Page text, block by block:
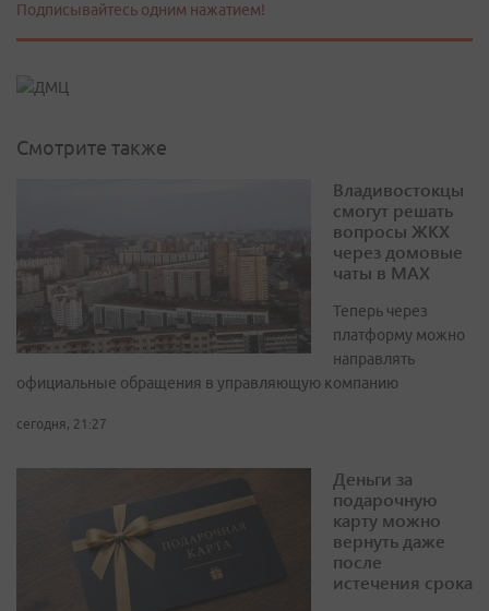
Подписывайтесь одним нажатием!
Смотрите также
Владивостокцы
смогут решать
вопросы ЖКХ
через домовые
чаты в МАХ
Теперь через
платформу можно
направлять
официальные обращения в управляющую компанию
сегодня, 21:27
Деньги за
подарочную
карту можно
вернуть даже
после
истечения срока